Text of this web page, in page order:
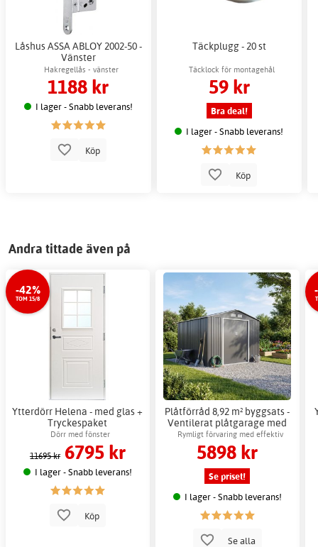
Låshus ASSA ABLOY 2002-50 -
Vänster
Hakregellås - vänster
1188 kr
I lager - Snabb leverans!
Köp
Täckplugg - 20 st
Täcklock för montagehål
59 kr
Bra deal!
I lager - Snabb leverans!
Köp
Andra tittade även på
-42%
TOM 15/8
Ytterdörr Helena - med glas +
Tryckespaket
Dörr med fönster
11695 kr 6795 kr
I lager - Snabb leverans!
Köp
Plåtförråd 8,92 m² byggsats -
Ventilerat plåtgarage med
skjutdörrar
Rymligt förvaring med effektiv
luftcirkulation
5898 kr
Se priset!
I lager - Snabb leverans!
Se alla